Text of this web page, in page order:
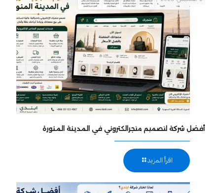
أفضل شركة لتصميم متجرالكتروني في المدينة المنورة
اقرأ المزيد